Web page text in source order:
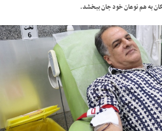
به هم نوعان خود جان ببخشد.